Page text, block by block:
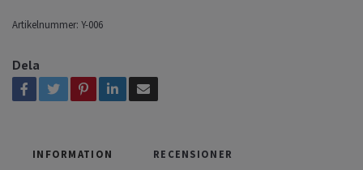
Artikelnummer: Y-006
Dela
INFORMATION RECENSIONER